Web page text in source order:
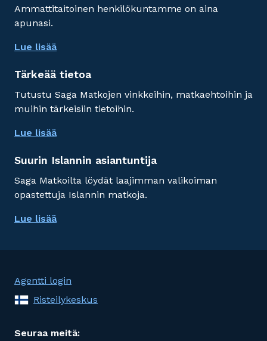
Ammattitaitoinen henkilökuntamme on aina
apunasi.
Lue lisää
Tärkeää tietoa
Tutustu Saga Matkojen vinkkeihin, matkaehtoihin ja
muihin tärkeisiin tietoihin.
Lue lisää
Suurin Islannin asiantuntija
Saga Matkoilta löydät laajimman valikoiman
opastettuja Islannin matkoja.
Lue lisää
Agentti login
Risteilykeskus
Seuraa meitä: